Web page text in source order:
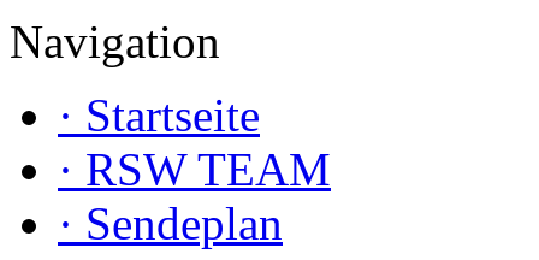
Navigation
· Startseite
· RSW TEAM
· Sendeplan